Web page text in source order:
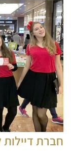
חברת דיילות